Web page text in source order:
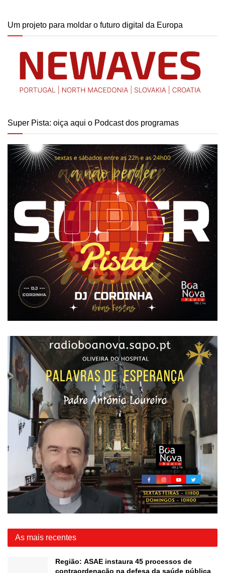
Um projeto para moldar o futuro digital da Europa
Super Pista: oiça aqui o Podcast dos programas
As mais recentes
Região: ASAE instaura 45 processos de
contraordenação na defesa da saúde pública